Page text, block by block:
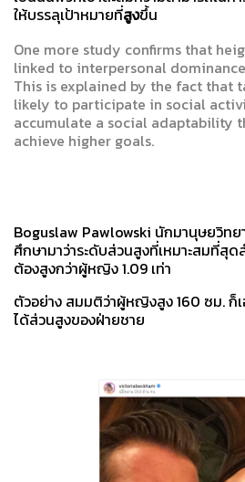
ให้บรรลุเป้าหมายที่สูงขึ้น
One more study confirms that
linked to interpersonal
This is explained by the fact that
likely to participate in social
accumulate a social adaptability
achieve higher goals.
Boguslaw Pawlowski นักมานุษยวิทย
ศึกษามาว่าระดับส่วนสูงที่เหมาะสมที่สุ
ต้องสูงกว่าผู้หญิง 1.09 เท่า
ตัวอย่าง สมมติว่าผู้หญิงสูง 160 ซม. ก็เ
ได้ส่วนสูงของฝ่ายชาย